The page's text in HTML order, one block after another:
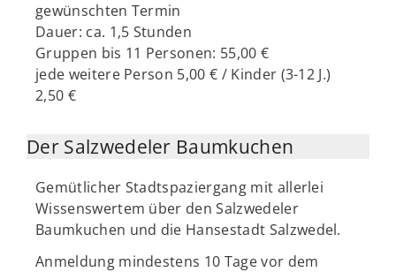
gewünschten Termin
Dauer: ca. 1,5 Stunden
Gruppen bis 11 Personen: 55,00 €
jede weitere Person 5,00 € / Kinder (3-12 J.)
2,50 €
Der Salzwedeler Baumkuchen
Gemütlicher Stadtspaziergang mit allerlei
Wissenswertem über den Salzwedeler
Baumkuchen und die Hansestadt Salzwedel.
Anmeldung mindestens 10 Tage vor dem